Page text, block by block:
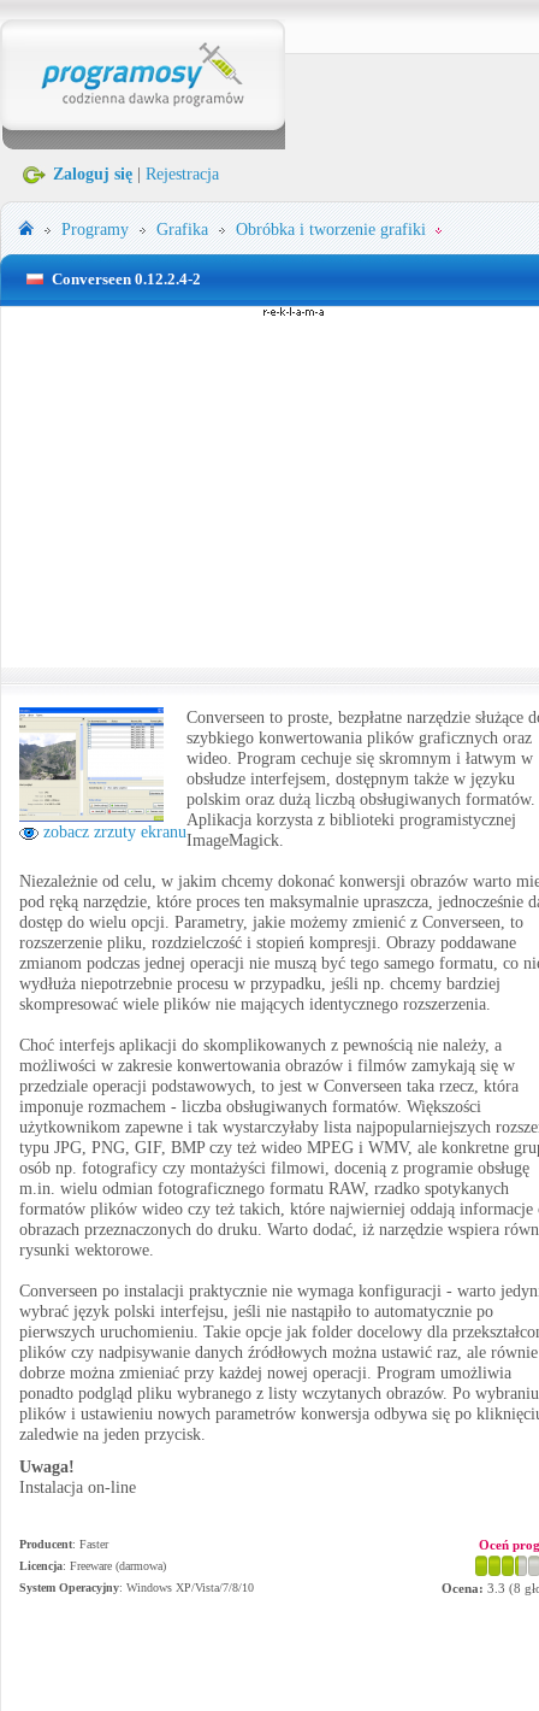
Zaloguj się Rejestracja
Programy Grafika Obróbka i tworzenie grafiki
Converseen 0.12.2.4-2
zobacz zrzuty ekranu
Converseen to proste, bezpłatne narzędzie służące
szybkiego konwertowania plików graficznych oraz
wideo. Program cechuje się skromnym i łatwym w
obsłudze interfejsem, dostępnym także w języku
polskim oraz dużą liczbą obsługiwanych formatów.
Aplikacja korzysta z biblioteki programistycznej
ImageMagick.
Niezależnie od celu, w jakim chcemy dokonać konwersji obrazów warto
pod ręką narzędzie, które proces ten maksymalnie upraszcza, jednocześnie
dostęp do wielu opcji. Parametry, jakie możemy zmienić z Converseen, to
rozszerzenie pliku, rozdzielczość i stopień kompresji. Obrazy poddawane
zmianom podczas jednej operacji nie muszą być tego samego formatu, co
wydłuża niepotrzebnie procesu w przypadku, jeśli np. chcemy bardziej
skompresować wiele plików nie mających identycznego rozszerzenia.
Choć interfejs aplikacji do skomplikowanych z pewnością nie należy, a
możliwości w zakresie konwertowania obrazów i filmów zamykają się w
przedziale operacji podstawowych, to jest w Converseen taka rzecz, która
imponuje rozmachem - liczba obsługiwanych formatów. Większości
użytkownikom zapewne i tak wystarczyłaby lista najpopularniejszych
typu JPG, PNG, GIF, BMP czy też wideo MPEG i WMV, ale konkretne
osób np. fotograficy czy montażyści filmowi, docenią z programie obsługę
m.in. wielu odmian fotograficznego formatu RAW, rzadko spotykanych
formatów plików wideo czy też takich, które najwierniej oddają informacje
obrazach przeznaczonych do druku. Warto dodać, iż narzędzie wspiera
rysunki wektorowe.
Converseen po instalacji praktycznie nie wymaga konfiguracji - warto
wybrać język polski interfejsu, jeśli nie nastąpiło to automatycznie po
pierwszych uruchomieniu. Takie opcje jak folder docelowy dla
plików czy nadpisywanie danych źródłowych można ustawić raz, ale równie
dobrze można zmieniać przy każdej nowej operacji. Program umożliwia
ponadto podgląd pliku wybranego z listy wczytanych obrazów. Po wybraniu
plików i ustawieniu nowych parametrów konwersja odbywa się po
zaledwie na jeden przycisk.
Uwaga!
Instalacja on-line
Producent: Faster
Licencja: Freeware (darmowa)
System Operacyjny: Windows XP/Vista/7/8/10
Oceń
Ocena: 3.3 (8